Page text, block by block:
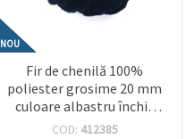
NOU
Fir de chenilă 100%
poliester grosime 20 mm
culoare albastru închis
~240 grame -25 metri
COD: 412385